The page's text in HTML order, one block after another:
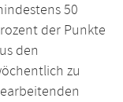
50
der Punkte
den
zu